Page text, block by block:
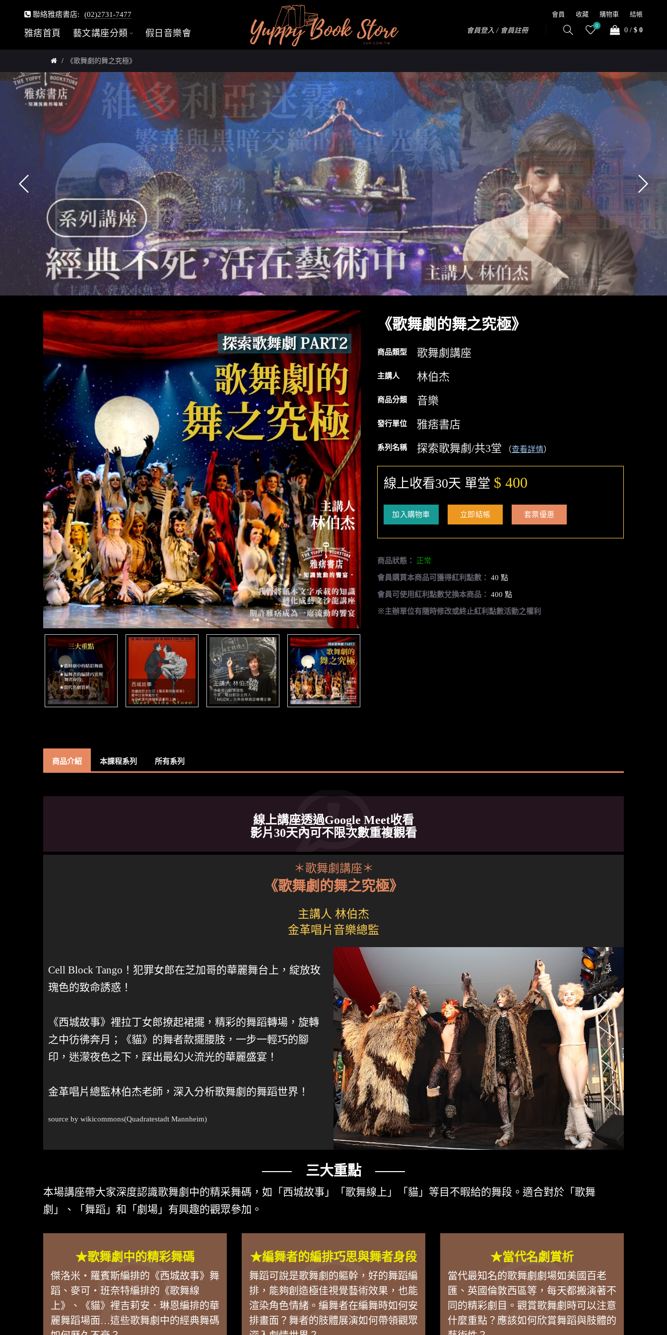
聯絡雅痞書店: (02)2731-7477
雅痞首頁 藝文講座分類 假日音樂會
會員 收藏 購物車 結帳
會員登入 / 會員註冊
0
0 / $ 0
《歌舞劇的舞之究極》
《歌舞劇的舞之究極》
商品類型 歌舞劇講座
主講人 林伯杰
商品分類 音樂
發行單位 雅痞書店
系列名稱 探索歌舞劇/共3堂 （查看詳情）
線上收看30天 單堂 $ 400
加入購物車 立即結帳 套票優惠
商品狀態： 正常
會員購買本商品可獲得紅利點數： 40 點
會員可使用紅利點數兌換本商品： 400 點
※主辦單位有隨時修改或終止紅利點數活動之權利
商品介紹 本課程系列 所有系列
線上講座透過Google Meet收看
影片30天內可不限次數重複觀看
＊歌舞劇講座＊
《歌舞劇的舞之究極》
主講人 林伯杰
金革唱片音樂總監
Cell Block Tango！犯罪女郎在芝加哥的華麗舞台上，綻放玫
瑰色的致命誘惑！
《西城故事》裡拉丁女郎撩起裙擺，精彩的舞蹈轉場，旋轉
之中彷彿奔月；《貓》的舞者款擺腰肢，一步一輕巧的腳
印，迷濛夜色之下，踩出最幻火流光的華麗盛宴！
金革唱片總監林伯杰老師，深入分析歌舞劇的舞蹈世界！
source by wikicommons(Quadratestadt Mannheim)
─── 三大重點 ───
本場講座帶大家深度認識歌舞劇中的精采舞碼，如「西城故事」「歌舞線上」「貓」等目不暇給的舞段。適合對於「歌舞
劇」、「舞蹈」和「劇場」有興趣的觀眾參加。
★歌舞劇中的精彩舞碼
傑洛米・羅賓斯編排的《西城故事》舞
蹈、麥可・班奈特編排的《歌舞線
上》、《貓》裡吉莉安．琳恩編排的華
麗舞蹈場面…這些歌舞劇中的經典舞碼
★編舞者的編排巧思與舞者身段
舞蹈可說是歌舞劇的軀幹，好的舞蹈編
排，能夠創造極佳視覺藝術效果，也能
渲染角色情緒。編舞者在編舞時如何安
排畫面？舞者的肢體展演如何帶領觀眾
★當代名劇賞析
當代最知名的歌舞劇劇場如美國百老
匯、英國倫敦西區等，每天都搬演著不
同的精彩劇目。觀賞歌舞劇時可以注意
什麼重點？應該如何欣賞舞蹈與肢體的